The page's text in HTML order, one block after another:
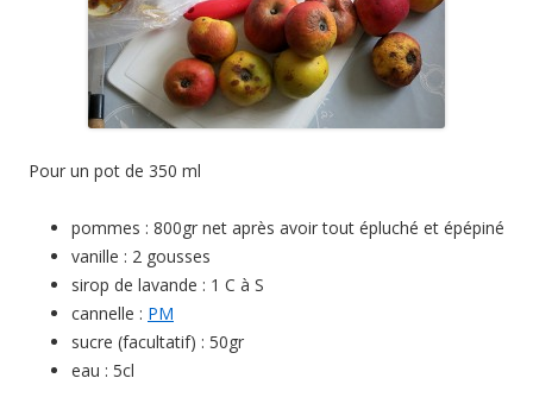
Pour un pot de 350 ml
pommes : 800gr net après avoir tout épluché et épépiné
vanille : 2 gousses
sirop de lavande : 1 C à S
cannelle : PM
sucre (facultatif) : 50gr
eau : 5cl